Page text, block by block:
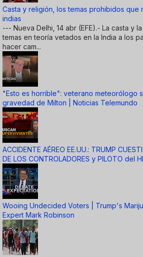
Casta y religión, los temas prohibidos que
indias
--- Nueva Delhi, 14 abr (EFE).- La casta y
temas en teoría vetados en la India a los
hacer cam...
"Esto es horrible": veterano meteorólogo
gravedad de Milton | Noticias Telemundo
ACCIDENTE AÉREO EE.UU.: TRUMP
DE LOS CONTROLADORES y PILOTO del
Wooing Undecided Voters | Trump's
Expert Mark Robinson